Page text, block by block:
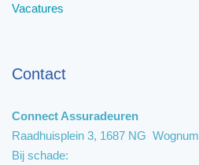
Vacatures
Contact
Connect Assuradeuren
Raadhuisplein 3, 1687 NG Wognum
Bij schade: